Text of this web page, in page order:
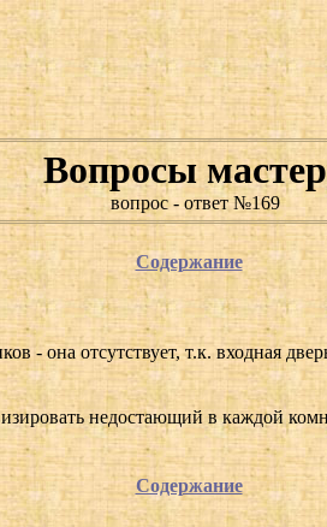
Вопросы
вопрос - ответ №169
Содержание
- она отсутствует, т.к. входная
недостающий в каждой
Содержание